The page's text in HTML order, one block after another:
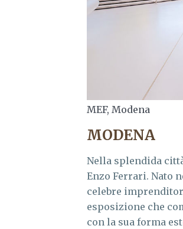
MEF, Modena
MODENA
Nella splendida
Enzo Ferrari. Nato
celebre
esposizione che
con la sua forma